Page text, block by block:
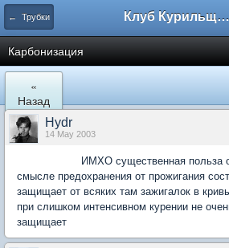
← Трубки Клуб Курильщиков Трубки
Карбонизация
«
Назад
Hydr
14 May 2003
ИМХО существенная польза от
смысле предохранения от прожигания
защищает от всяких там зажигалок в
при слишком интенсивном курении не
защищает